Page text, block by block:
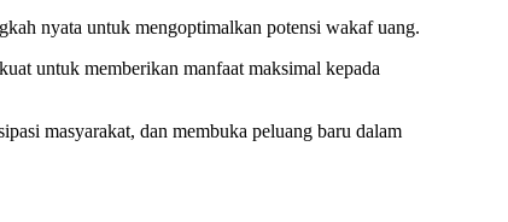
nyata untuk mengoptimalkan potensi wakaf uang.
untuk memberikan manfaat maksimal kepada
masyarakat, dan membuka peluang baru dalam